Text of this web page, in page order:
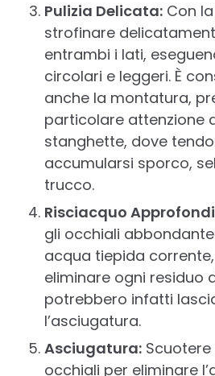
Pulizia Delicata: Con
strofinare
entrambi i lati,
circolari e leggeri. È
anche la montatura,
particolare attenzione
stanghette, dove
accumularsi sporco,
trucco.
Risciacquo
gli occhiali
acqua tiepida
eliminare ogni residuo
potrebbero infatti
l’asciugatura.
Asciugatura:
occhiali per eliminare